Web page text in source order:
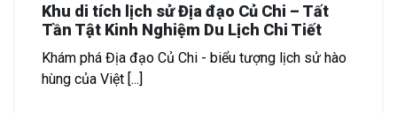
Khu di tích lịch sử Địa đạo Củ Chi – Tất
Tần Tật Kinh Nghiệm Du Lịch Chi Tiết
Khám phá Địa đạo Củ Chi - biểu tượng lịch sử hào
hùng của Việt [...]